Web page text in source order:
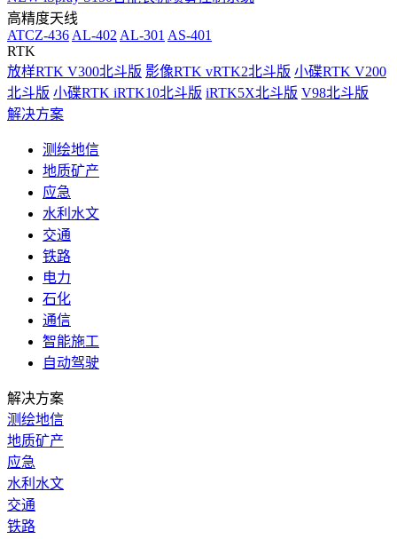
高精度天线
ATCZ-436 AL-402 AL-301 AS-401
RTK
放样RTK V300北斗版 影像RTK vRTK2北斗版 小碟RTK V200
北斗版 小碟RTK iRTK10北斗版 iRTK5X北斗版 V98北斗版
解决方案
测绘地信
地质矿产
应急
水利水文
交通
铁路
电力
石化
通信
智能施工
自动驾驶
解决方案
测绘地信
地质矿产
应急
水利水文
交通
铁路